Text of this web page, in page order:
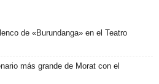
de «Burundanga» en el Teatro
más grande de Morat con el